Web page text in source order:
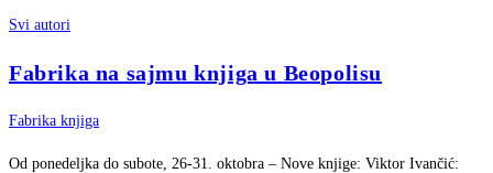
Svi autori
Fabrika na sajmu knjiga u Beopolisu
Fabrika knjiga
Od ponedeljka do subote, 26-31. oktobra – Nove knjige: Viktor Ivančić: